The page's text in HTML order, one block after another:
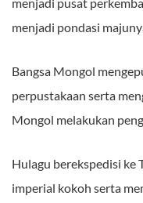
menjadi pondasi
Bangsa Mongol
perpustakaan serta
Mongol melakukan
Hulagu berekspedisi ke
imperial kokoh serta